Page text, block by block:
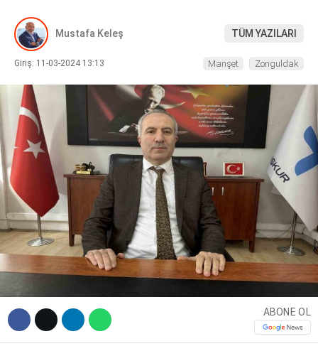
WhatsApp İhbar Hattı
Facebook
Instagram
Youtube
DIĞER
Mustafa Keleş TÜM YAZILARI
Giriş: 11-03-2024 13:13 Manşet Zonguldak
ABONE OL